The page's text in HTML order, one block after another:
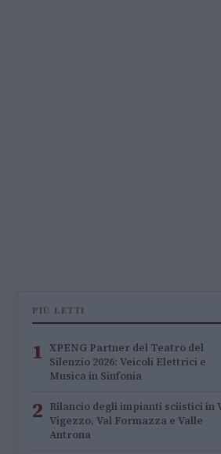
PIÙ LETTI
1 XPENG Partner del Teatro del
Silenzio 2026: Veicoli Elettrici e
Musica in Sinfonia
2 Rilancio degli impianti sciistici in
Vigezzo, Val Formazza e Valle
Antrona